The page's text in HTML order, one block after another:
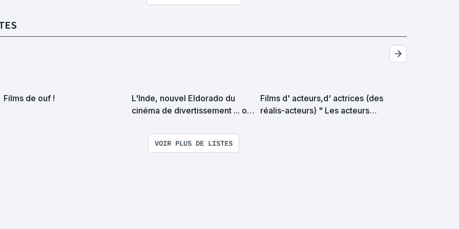
Films de ouf !
L'Inde, nouvel Eldorado du
cinéma de divertissement ... ou
Films d' acteurs,d' actrices (des
réalis-acteurs) " Les acteurs
VOIR PLUS DE LISTES